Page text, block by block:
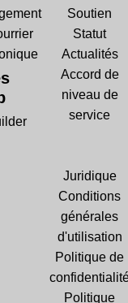
Soutien
Statut
Actualités
Accord de
niveau de
service
Juridique
Conditions
générales
d'utilisation
Politique de
Politique